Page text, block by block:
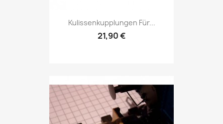
Kulissenkupplungen Für...
21,90 €